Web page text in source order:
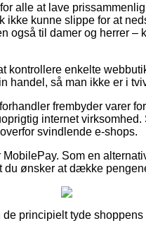
alle at lave
ikke kunne slippe for at
også til damer og herrer –
kontrollere enkelte
handel, så man ikke er i
frembyder varer
internet
svindlende e-shops.
Som en
ønsker at dække
principielt tyde